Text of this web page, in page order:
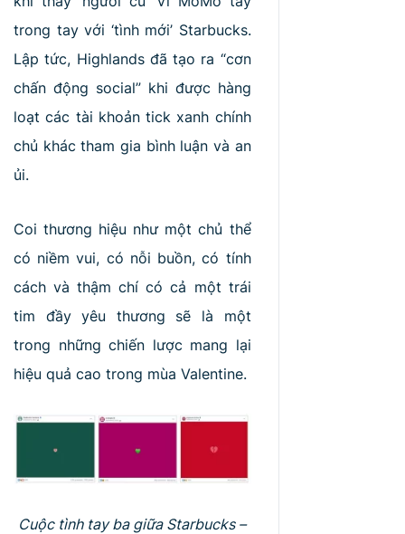
trong tay với ‘tình mới’ Starbucks.
Lập tức, Highlands đã tạo ra “cơn
chấn động social” khi được hàng
loạt các tài khoản tick xanh chính
chủ khác tham gia bình luận và an
ủi.
Coi thương hiệu như một chủ thể
có niềm vui, có nỗi buồn, có tính
cách và thậm chí có cả một trái
tim đầy yêu thương sẽ là một
trong những chiến lược mang lại
hiệu quả cao trong mùa Valentine.
Cuộc tình tay ba giữa Starbucks –